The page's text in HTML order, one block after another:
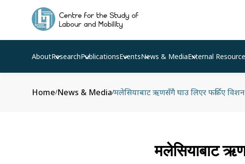
AboutResearchPublicationsEventsNews & MediaExternal
Home/News & Media/मलेसियाबाट ऋणसँगै घाउ लिएर फर्किए विशन
मलेसियाबाट